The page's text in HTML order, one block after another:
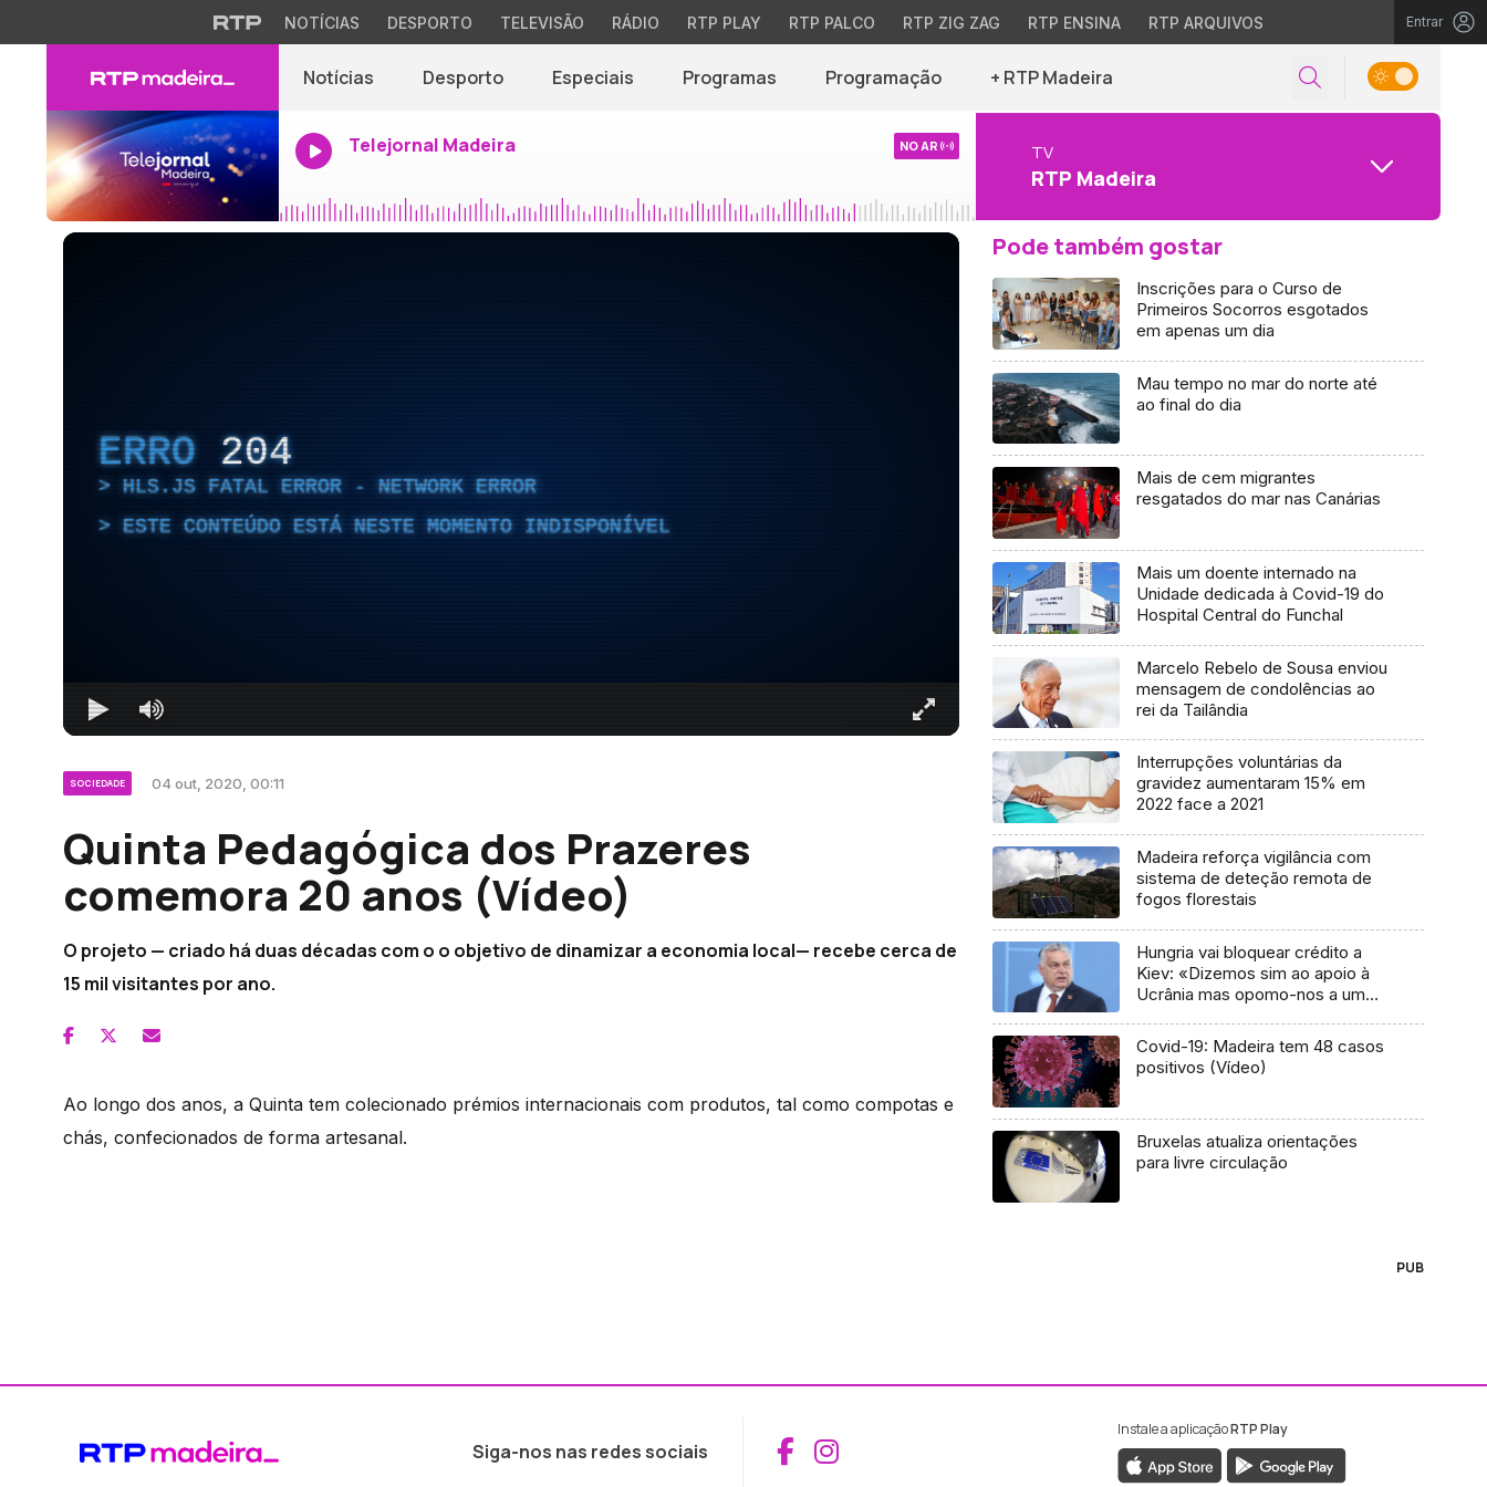
NOTÍCIAS DESPORTO TELEVISÃO RÁDIO RTP PLAY RTP PALCO RTP ZIG ZAG RTP ENSINA RTP ARQUIVOS Entrar
Notícias Desporto Especiais Programas Programação + RTP Madeira
Telejornal Madeira NO AR TV
RTP Madeira
ERRO 204
HLS.JS FATAL ERROR - NETWORK ERROR
ESTE CONTEÚDO ESTÁ NESTE MOMENTO INDISPONÍVEL
SOCIEDADE 04 out, 2020, 00:11
Quinta Pedagógica dos Prazeres
comemora 20 anos (Vídeo)
O projeto — criado há duas décadas com o o objetivo de dinamizar a economia local— recebe cerca de
15 mil visitantes por ano.
Ao longo dos anos, a Quinta tem colecionado prémios internacionais com produtos, tal como compotas e
chás, confecionados de forma artesanal.
Pode também gostar
Inscrições para o Curso de
Primeiros Socorros esgotados
em apenas um dia
Mau tempo no mar do norte até
ao final do dia
Mais de cem migrantes
resgatados do mar nas Canárias
Mais um doente internado na
Unidade dedicada à Covid-19 do
Hospital Central do Funchal
Marcelo Rebelo de Sousa enviou
mensagem de condolências ao
rei da Tailândia
Interrupções voluntárias da
gravidez aumentaram 15% em
2022 face a 2021
Madeira reforça vigilância com
sistema de deteção remota de
fogos florestais
Hungria vai bloquear crédito a
Kiev: «Dizemos sim ao apoio à
Ucrânia mas opomo-nos a um
Covid-19: Madeira tem 48 casos
positivos (Vídeo)
Bruxelas atualiza orientações
para livre circulação
PUB
Siga-nos nas redes sociais Aceder ao Facebook da RTP Madeira
Aceder ao Instagram da RTP Madeira
Instale a aplicaçãoRTP Play